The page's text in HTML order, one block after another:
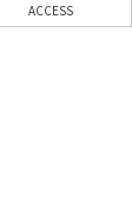
ACCESS